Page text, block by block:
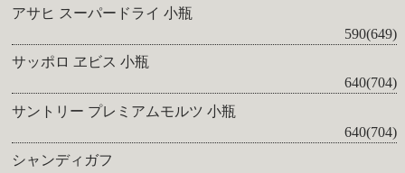
アサヒ スーパードライ 小瓶
590(649)
サッポロ ヱビス 小瓶
640(704)
サントリー プレミアムモルツ 小瓶
640(704)
シャンディガフ